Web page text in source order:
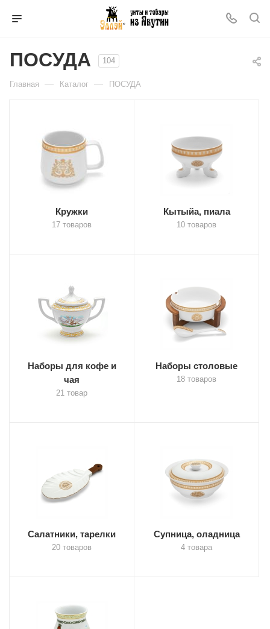
ПОСУДА 104
Главная — Каталог — ПОСУДА
Кружки
17 товаров
Кытыйа, пиала
10 товаров
Наборы для кофе и
чая
21 товар
Наборы столовые
18 товаров
Салатники, тарелки
20 товаров
Супница, оладница
4 товара